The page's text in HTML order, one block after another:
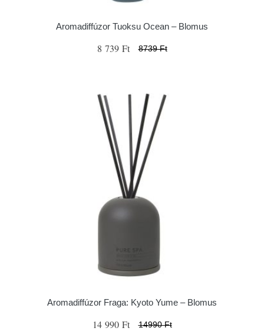
Aromadiffúzor Tuoksu Ocean – Blomus
8 739 Ft 8739 Ft
Aromadiffúzor Fraga: Kyoto Yume – Blomus
14 990 Ft 14990 Ft